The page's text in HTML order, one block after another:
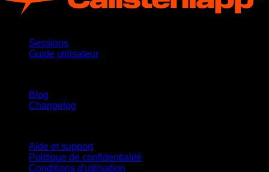
Sessions
Guide utilisateur
Blog
Changelog
Aide et support
Politique de confidentialité
Conditions d'utilisation